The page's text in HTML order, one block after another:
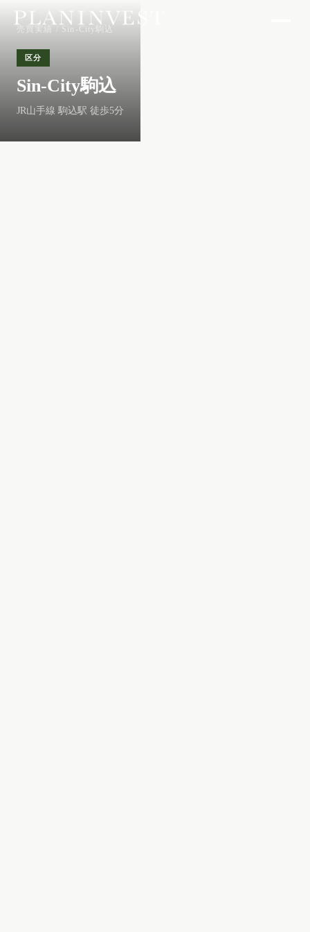
売買実績 / Sin-City駒込
区分
Sin-City駒込
JR山手線 駒込駅 徒歩5分